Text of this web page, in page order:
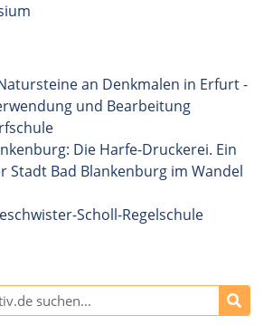
an Denkmalen in Erfurt -
und Bearbeitung
Die Harfe-Druckerei. Ein
Stadt Bad Blankenburg im Wandel
Scholl-Regelschule